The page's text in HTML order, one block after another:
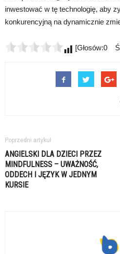
inwestować w tę technologię, aby
konkurencyjną na dynamicznie
[Głosów:0
Poprzedni artykuł
ANGIELSKI DLA DZIECI PRZEZ
MINDFULNESS – UWAŻNOŚĆ,
ODDECH I JĘZYK W JEDNYM
KURSIE